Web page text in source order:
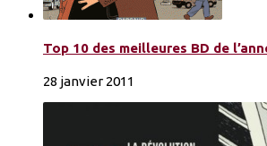
Top 10 des meilleures BD de
28 janvier 2011